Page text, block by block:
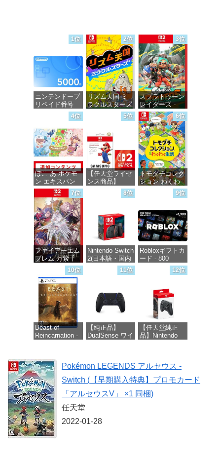
1位
ニンテンドープ
リペイド番号
5000円|オンラ
インコード版
価格：¥5,000
2位
リズム天国 ミ
ラクルスターズ
3位
スプラトゥーン
レイダース -
Switch2
価格：¥6,455
4位
ぽこ あ ポケモ
ン エキスパン
ションパス|オン
ラインコード版
価格：¥4,400
5位
【任天堂ライセ
ンス商品】
256GB for
Nintendo Switch
2(サムスン マイ
クロSDエクス
プレスカード
256GB)
【Amazon.co.jp
Nintendo S
価格：¥9,980
6位
トモダチコレク
ション わくわ
く生活 -Switch
7位
ファイアーエム
ブレム 万紫千
紅 -Switch2
価格：¥8,979
8位
Nintendo Switch
2(日本語・国内
9位
Robloxギフトカ
ード - 800
Robux 【限定バ
ーチャルアイテ
【オンラインゲ
ームコード】
ロブロックス |
オンラインコー
ド版
価格：¥1,300
10位
Beast of
Reincarnation -
封入
価格：¥7,286
11位
【純正品】
DualSense ワイ
ク(CFI-
ZCT2J01)
価格：¥10,737
12位
【任天堂純正
品】Nintendo
価格：¥9,581
Pokémon LEGENDS アルセウス -
Switch (【早期購入特典】プロモカード
「アルセウスV」 ×1 同梱)
任天堂
2022-01-28